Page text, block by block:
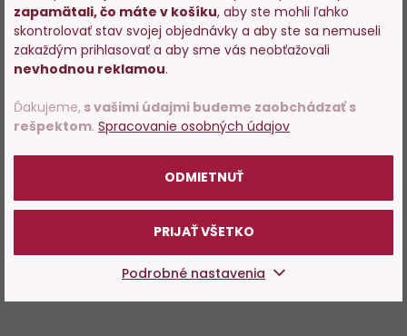
zapamätali, čo máte v košíku, aby ste mohli ľahko
skontrolovať stav svojej objednávky a aby ste sa nemuseli
zakaždým prihlasovať a aby sme vás neobťažovali
nevhodnou reklamou.
Ďakujeme, s vašimi údajmi budeme zaobchádzať s
rešpektom. Spracovanie osobných údajov
ODMIETNUŤ
PRIJAŤ VŠETKO
Podrobné nastavenia
Vstupujete na stránky s
predajom alkoholu. Prosím
potvrďte, že Vám už bolo 18